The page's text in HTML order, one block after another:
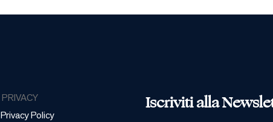
Iscriviti alla
PRIVACY
Privacy Policy